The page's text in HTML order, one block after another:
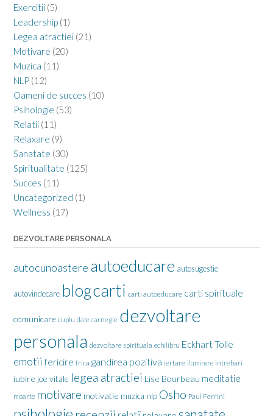
Exercitii (5)
Leadership (1)
Legea atractiei (21)
Motivare (20)
Muzica (11)
NLP (12)
Oameni de succes (10)
Psihologie (53)
Relatii (11)
Relaxare (9)
Sanatate (30)
Spiritualitate (125)
Succes (11)
Uncategorized (1)
Wellness (17)
DEZVOLTARE PERSONALA
autocunoastere autoeducare autosugestie
autovindecare blogcarti carti autoeducare carti spirituale
comunicare cuplu dale carnegie dezvoltare
personala dezvoltare spirituala echilibru Eckhart Tolle
emotii fericire frica gandirea pozitiva iertare iluminare intrebari
iubire joe vitale legea atractiei Lise Bourbeau meditatie
moarte motivare motivatie muzica nlp Osho Paul Ferrini